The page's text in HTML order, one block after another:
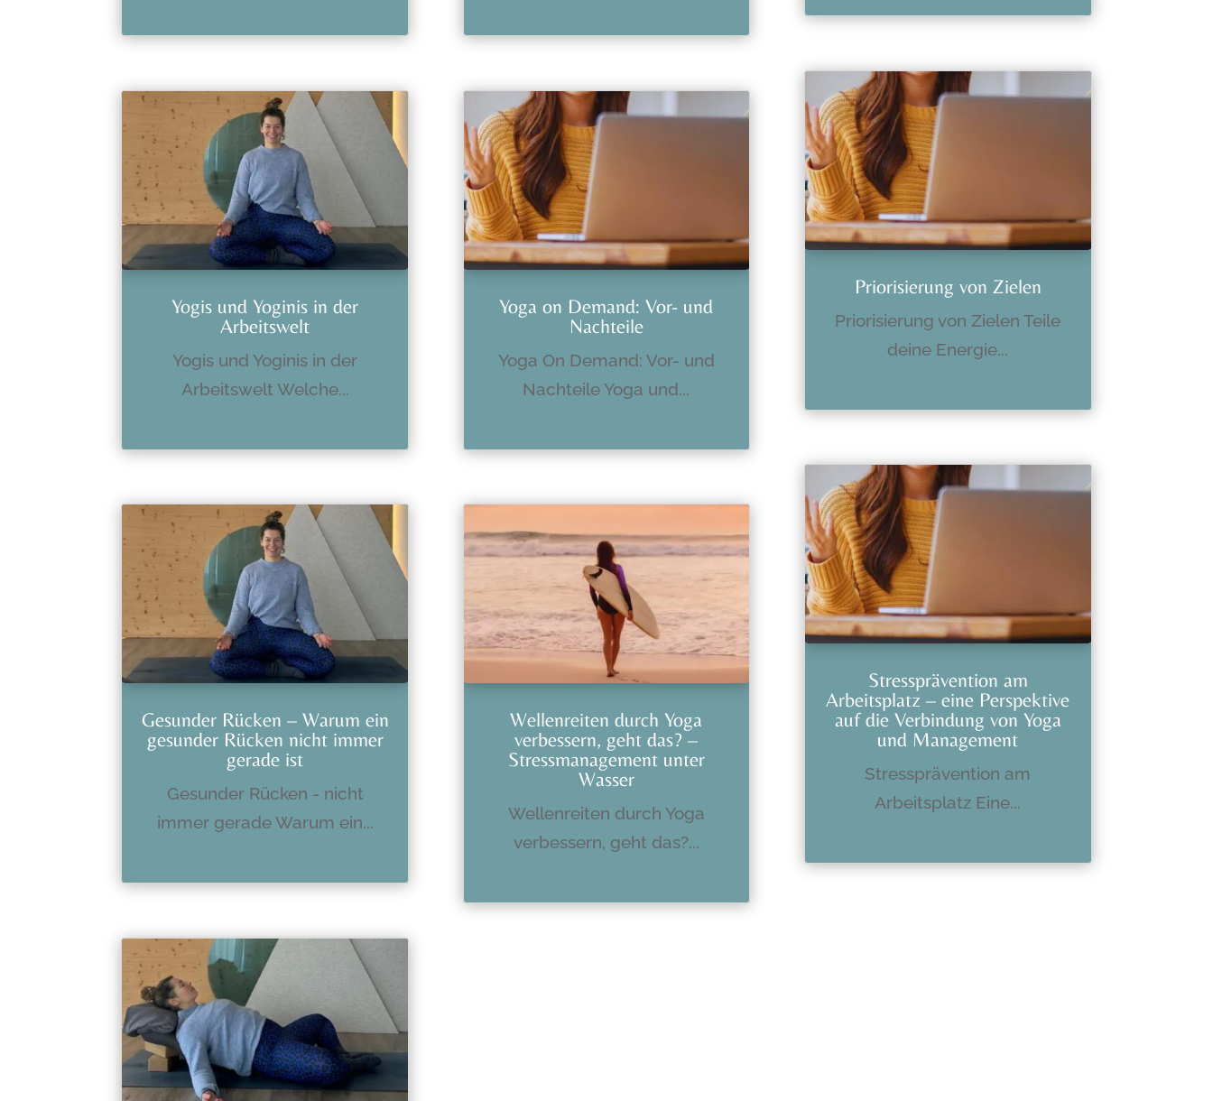
Yogis und Yoginis in der
Arbeitswelt
Yogis und Yoginis in der
Arbeitswelt Welche...
Gesunder Rücken – Warum ein
gesunder Rücken nicht immer
gerade ist
Gesunder Rücken - nicht
immer gerade Warum ein...
Yoga on Demand: Vor- und
Nachteile
Yoga On Demand: Vor- und
Nachteile Yoga und...
Wellenreiten durch Yoga
verbessern, geht das? –
Stressmanagement unter
Wasser
Wellenreiten durch Yoga
verbessern, geht das?...
Priorisierung von Zielen
Priorisierung von Zielen Teile
deine Energie...
Stressprävention am
Arbeitsplatz – eine Perspektive
auf die Verbindung von Yoga
und Management
Stressprävention am
Arbeitsplatz Eine...